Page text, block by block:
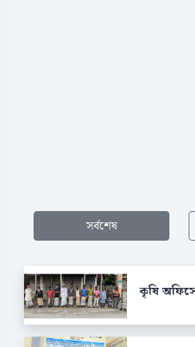
সর্বশেষ
কৃষি